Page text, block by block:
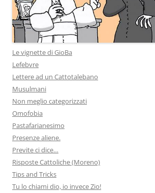
Le vignette di GioBa
Lefebvre
Lettere ad un Cattotalebano
Musulmani
Non meglio categorizzati
Omofobia
Pastafarianesimo
Presenze aliene.
Previte ci dice…
Risposte Cattoliche (Moreno)
Tips and Tricks
Tu lo chiami dio, io invece Zio!